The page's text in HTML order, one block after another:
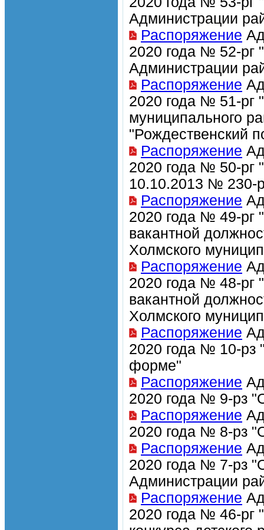
Администрации
Распоряжение
2020 года № 52-рг
Администрации
Распоряжение
2020 года № 51-рг
муниципального
"Рождественский
Распоряжение
2020 года № 50-рг
10.10.2013 № 230-
Распоряжение
2020 года № 49-рг
вакантной
Холмского
Распоряжение
2020 года № 48-рг
вакантной
Холмского
Распоряжение
2020 года № 10-рз
форме"
Распоряжение
2020 года № 9-рз
Распоряжение
2020 года № 8-рз
Распоряжение
2020 года № 7-рз
Администрации
Распоряжение
2020 года № 46-рг